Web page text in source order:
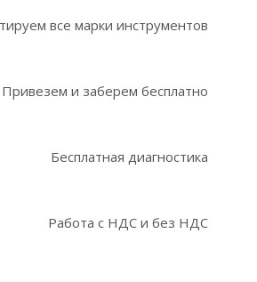
все марки инструментов
Привезем и заберем бесплатно
Бесплатная диагностика
Работа с НДС и без НДС